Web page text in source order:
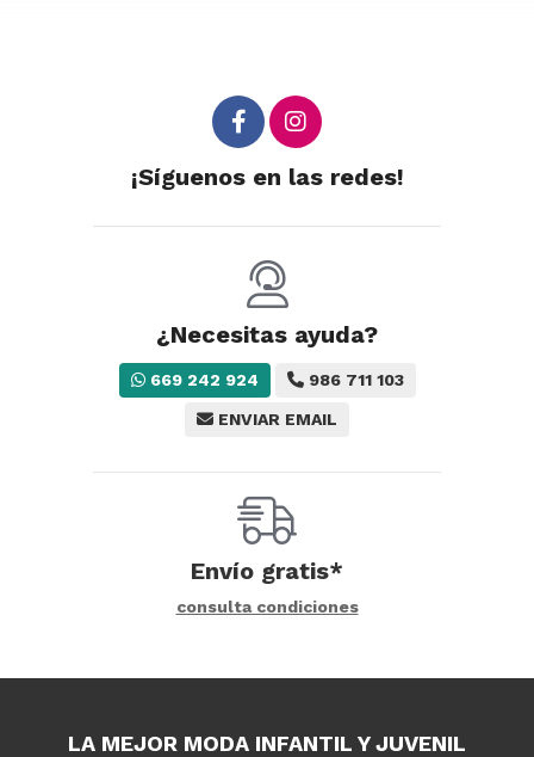
¡Síguenos en las redes!
¿Necesitas ayuda?
669 242 924 986 711 103
ENVIAR EMAIL
Envío gratis*
consulta condiciones
LA MEJOR MODA INFANTIL Y JUVENIL